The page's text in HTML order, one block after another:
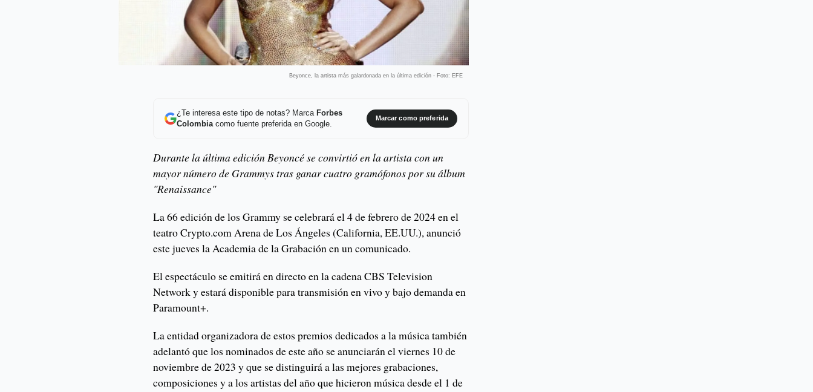
Beyonce, la artista más galardonada en la última edición - Foto: EFE
¿Te interesa este tipo de notas? Marca Forbes
Colombiacomo fuente preferida en Google.
Marcar como preferida
Durante la última edición Beyoncé se convirtió en la artista con un
mayor número de Grammys tras ganar cuatro gramófonos por su álbum
"Renaissance"
La 66 edición de los Grammy se celebrará el 4 de febrero de 2024 en el
teatro Crypto.com Arena de Los Ángeles (California, EE.UU.), anunció
este jueves la Academia de la Grabación en un comunicado.
El espectáculo se emitirá en directo en la cadena CBS Television
Network y estará disponible para transmisión en vivo y bajo demanda en
Paramount+.
La entidad organizadora de estos premios dedicados a la música también
adelantó que los nominados de este año se anunciarán el viernes 10 de
noviembre de 2023 y que se distinguirá a las mejores grabaciones,
composiciones y a los artistas del año que hicieron música desde el 1 de